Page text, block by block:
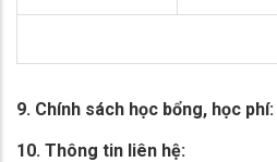
9. Chính sách học bổng, học phí:
10. Thông tin liên hệ: